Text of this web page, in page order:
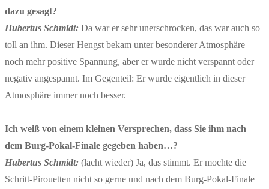
dazu gesagt?
Hubertus Schmidt: Da war er sehr unerschrocken, das war auch so
toll an ihm. Dieser Hengst bekam unter besonderer Atmosphäre
noch mehr positive Spannung, aber er wurde nicht verspannt oder
negativ angespannt. Im Gegenteil: Er wurde eigentlich in dieser
Atmosphäre immer noch besser.
Ich weiß von einem kleinen Versprechen, dass Sie ihm nach
dem Burg-Pokal-Finale gegeben haben…?
Hubertus Schmidt: (lacht wieder) Ja, das stimmt. Er mochte die
Schritt-Pirouetten nicht so gerne und nach dem Burg-Pokal-Finale